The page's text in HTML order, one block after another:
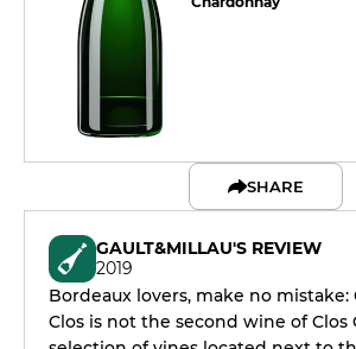
SHARE
GAULT&MILLAU'S REVIEW
2019
Bordeaux lovers, make no mistake:
Clos is not the second wine of Clos